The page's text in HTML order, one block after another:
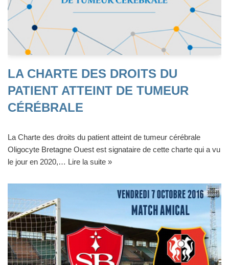
LA CHARTE DES DROITS DU
PATIENT ATTEINT DE TUMEUR
CÉRÉBRALE
La Charte des droits du patient atteint de tumeur cérébrale
Oligocyte Bretagne Ouest est signataire de cette charte qui a vu
le jour en 2020,… Lire la suite »